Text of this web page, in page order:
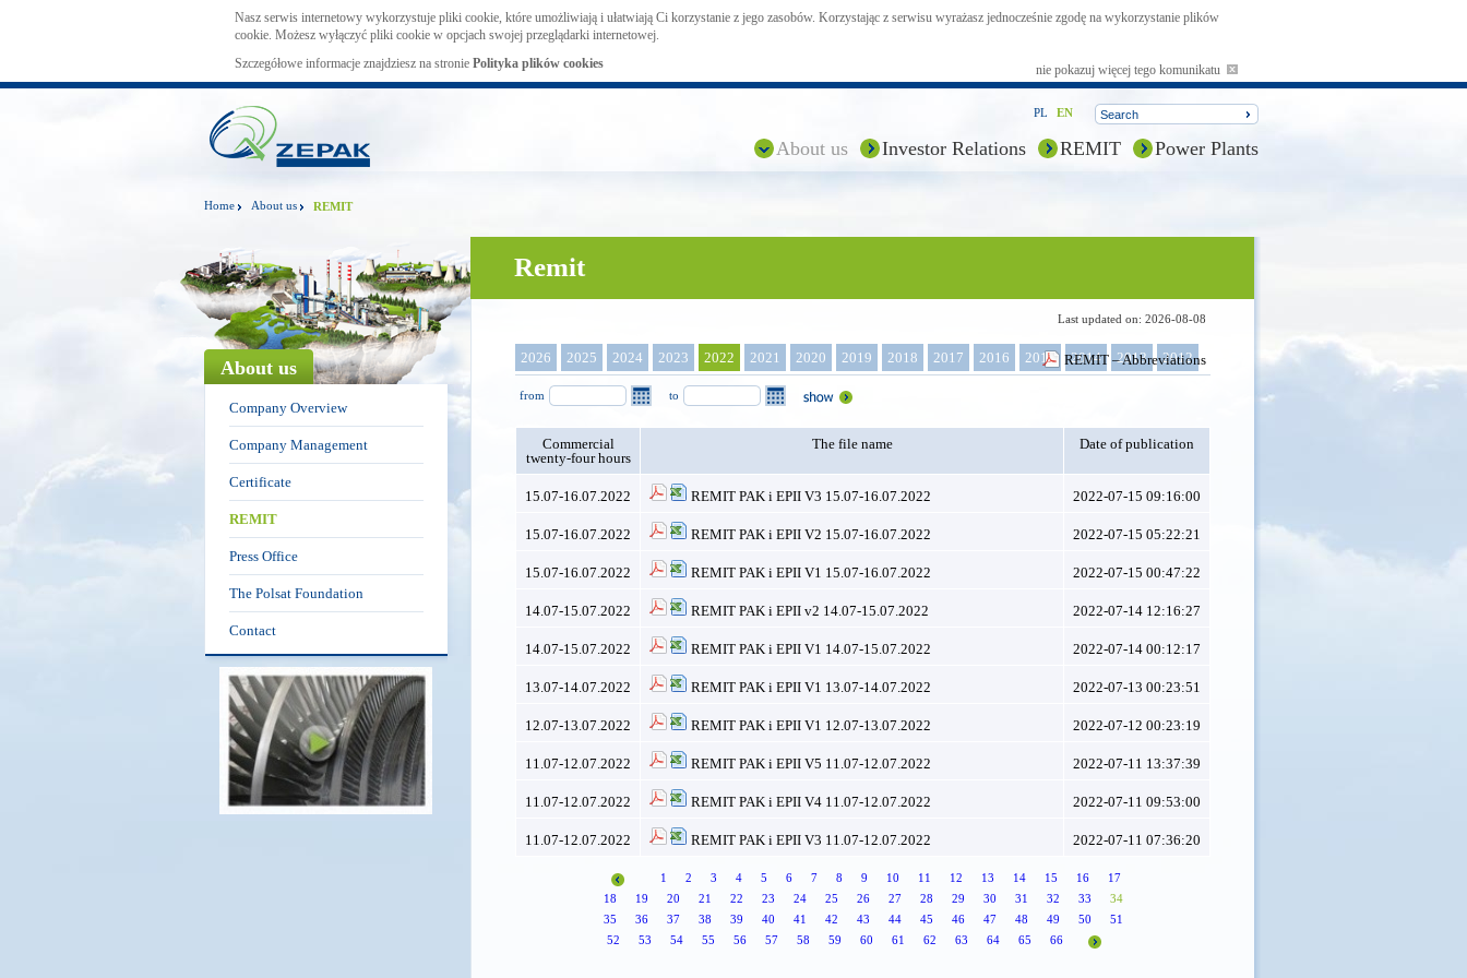
Nasz serwis internetowy wykorzystuje pliki cookie, które umożliwiają i ułatwiają Ci korzystanie z jego zasobów. Korzystając z serwisu wyrażasz jednocześnie zgodę na wykorzystanie plików
cookie. Możesz wyłączyć pliki cookie w opcjach swojej przeglądarki internetowej.
Szczegółowe informacje znajdziesz na stronie Polityka plików cookies nie pokazuj więcej tego komunikatu
PL EN
About us Investor Relations REMIT Power Plants
Home About us REMIT
About us
Company Overview
Company Management
Certificate
REMIT
Press Office
The Polsat Foundation
Contact
Last updated on: 2026-08-08
Remit
2026 2025 2024 2023 2022 2021 2020 2019 2018 2017 2016 2015 2014 2013 2012
from to
REMIT – Abbreviations
Commercial
twenty-four hours
The file name Date of publication
15.07-16.07.2022 REMIT PAK i EPII V3 15.07-16.07.2022 2022-07-15 09:16:00
15.07-16.07.2022 REMIT PAK i EPII V2 15.07-16.07.2022 2022-07-15 05:22:21
15.07-16.07.2022 REMIT PAK i EPII V1 15.07-16.07.2022 2022-07-15 00:47:22
14.07-15.07.2022 REMIT PAK i EPII v2 14.07-15.07.2022 2022-07-14 12:16:27
14.07-15.07.2022 REMIT PAK i EPII V1 14.07-15.07.2022 2022-07-14 00:12:17
13.07-14.07.2022 REMIT PAK i EPII V1 13.07-14.07.2022 2022-07-13 00:23:51
12.07-13.07.2022 REMIT PAK i EPII V1 12.07-13.07.2022 2022-07-12 00:23:19
11.07-12.07.2022 REMIT PAK i EPII V5 11.07-12.07.2022 2022-07-11 13:37:39
11.07-12.07.2022 REMIT PAK i EPII V4 11.07-12.07.2022 2022-07-11 09:53:00
11.07-12.07.2022 REMIT PAK i EPII V3 11.07-12.07.2022 2022-07-11 07:36:20
1 2 3 4 5 6 7 8 9 10 11 12 13 14 15 16
17
18
19 20 21 22 23 24 25 26 27 28 29 30 31 32 33
34
35
36 37 38 39 40 41 42 43 44 45 46 47 48 49 50
51
52
53 54 55 56 57 58 59 60 61 62 63 64 65 66